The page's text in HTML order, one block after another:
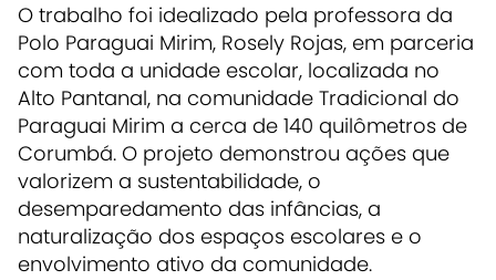
O trabalho foi idealizado pela professora da
Polo Paraguai Mirim, Rosely Rojas, em parceria
com toda a unidade escolar, localizada no
Alto Pantanal, na comunidade Tradicional do
Paraguai Mirim a cerca de 140 quilômetros de
Corumbá. O projeto demonstrou ações que
valorizem a sustentabilidade, o
desemparedamento das infâncias, a
naturalização dos espaços escolares e o
envolvimento ativo da comunidade.